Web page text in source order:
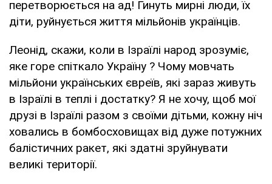
перетворюється на ад! Гинуть мирні люди, їх
діти, руйнується життя мільйонів українців.
Леонід, скажи, коли в Ізраїлі народ зрозуміє,
яке горе спіткало Україну ? Чому мовчать
мільйони українських євреїв, які зараз живуть
в Ізраїлі в теплі і достатку? Я не хочу, щоб мої
друзі в Ізраїлі разом з своїми дітьми, кожну ніч
ховались в бомбосховищах від дуже потужних
балістичних ракет, які здатні зруйнувати
великі території.